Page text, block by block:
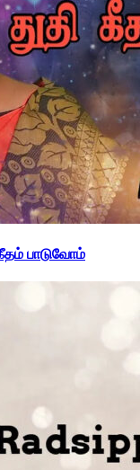
பாடுவோம்